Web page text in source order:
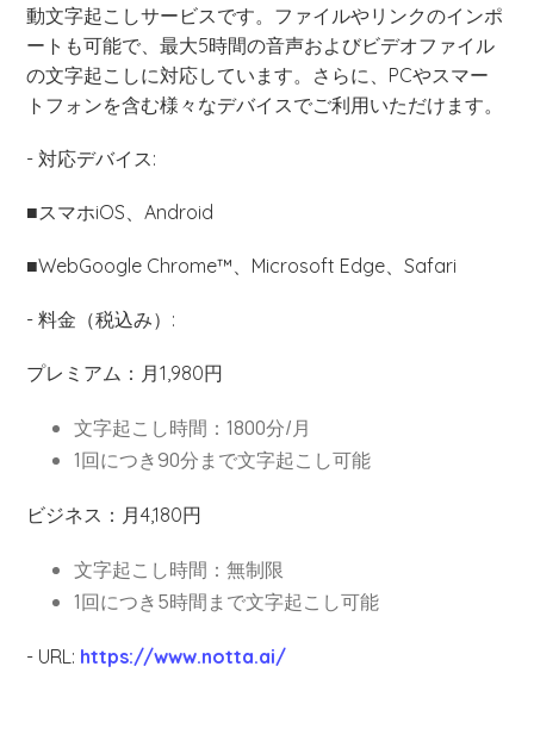
動文字起こしサービスです。ファイルやリンクのインポ
ートも可能で、最大5時間の音声およびビデオファイル
の文字起こしに対応しています。さらに、PCやスマー
トフォンを含む様々なデバイスでご利用いただけます。
- 対応デバイス:
■スマホiOS、Android
■WebGoogle Chrome™、Microsoft Edge、Safari
- 料金（税込み）:
プレミアム：月1,980円
文字起こし時間：1800分/月
1回につき90分まで文字起こし可能
ビジネス：月4,180円
文字起こし時間：無制限
1回につき5時間まで文字起こし可能
- URL: https://www.notta.ai/